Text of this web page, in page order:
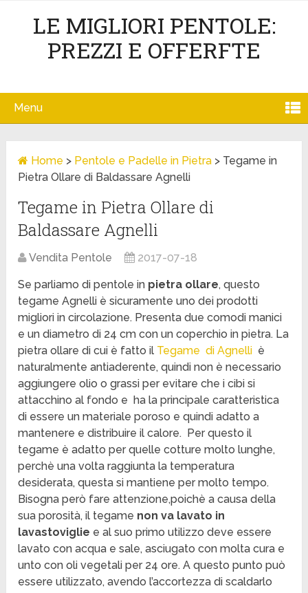
LE MIGLIORI PENTOLE:
PREZZI E OFFERFTE
Menu
Home > Pentole e Padelle in Pietra > Tegame in
Pietra Ollare di Baldassare Agnelli
Tegame in Pietra Ollare di
Baldassare Agnelli
Vendita Pentole 2017-07-18
Se parliamo di pentole in pietra ollare, questo
tegame Agnelli è sicuramente uno dei prodotti
migliori in circolazione. Presenta due comodi manici
e un diametro di 24 cm con un coperchio in pietra. La
pietra ollare di cui è fatto il Tegame di Agnelli è
naturalmente antiaderente, quindi non è necessario
aggiungere olio o grassi per evitare che i cibi si
attacchino al fondo e ha la principale caratteristica
di essere un materiale poroso e quindi adatto a
mantenere e distribuire il calore. Per questo il
tegame è adatto per quelle cotture molto lunghe,
perchè una volta raggiunta la temperatura
desiderata, questa si mantiene per molto tempo.
Bisogna però fare attenzione,poichè a causa della
sua porosità, il tegame non va lavato in
lavastoviglie e al suo primo utilizzo deve essere
lavato con acqua e sale, asciugato con molta cura e
unto con oli vegetali per 24 ore. A questo punto può
essere utilizzato, avendo l’accortezza di scaldarlo